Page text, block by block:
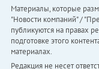
Материалы, которые
"Новости компаний" /
публикуются на правах
подготовке этого
материалах.
Редакция не несет